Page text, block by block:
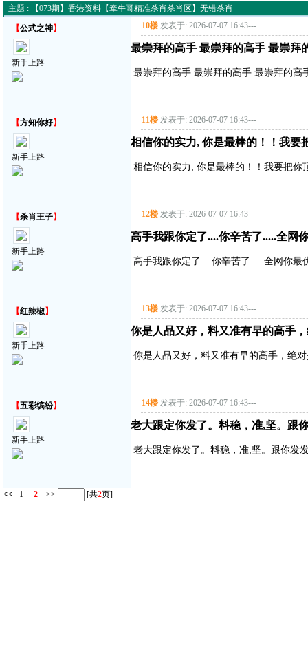
主题 : 【073期】香港资料【牵牛哥精准杀肖杀肖区】无错杀肖
【公式之神】
新手上路
10楼 发表于: 2026-07-07 16:43---
最崇拜的高手 最崇拜的高手 最崇拜
最崇拜的高手 最崇拜的高手 最崇拜的高
【方知你好】
新手上路
11楼 发表于: 2026-07-07 16:43---
相信你的实力, 你是最棒的！！我要
相信你的实力, 你是最棒的！！我要把你
【杀肖王子】
新手上路
12楼 发表于: 2026-07-07 16:43---
高手我跟你定了....你辛苦了.....全网
高手我跟你定了....你辛苦了.....全网你最
【红辣椒】
新手上路
13楼 发表于: 2026-07-07 16:43---
你是人品又好，料又准有早的高手
你是人品又好，料又准有早的高手，绝
【五彩缤纷】
新手上路
14楼 发表于: 2026-07-07 16:43---
老大跟定你发了。料稳，准,坚。跟
老大跟定你发了。料稳，准,坚。跟你发
<< 1 2 >> [共2页]